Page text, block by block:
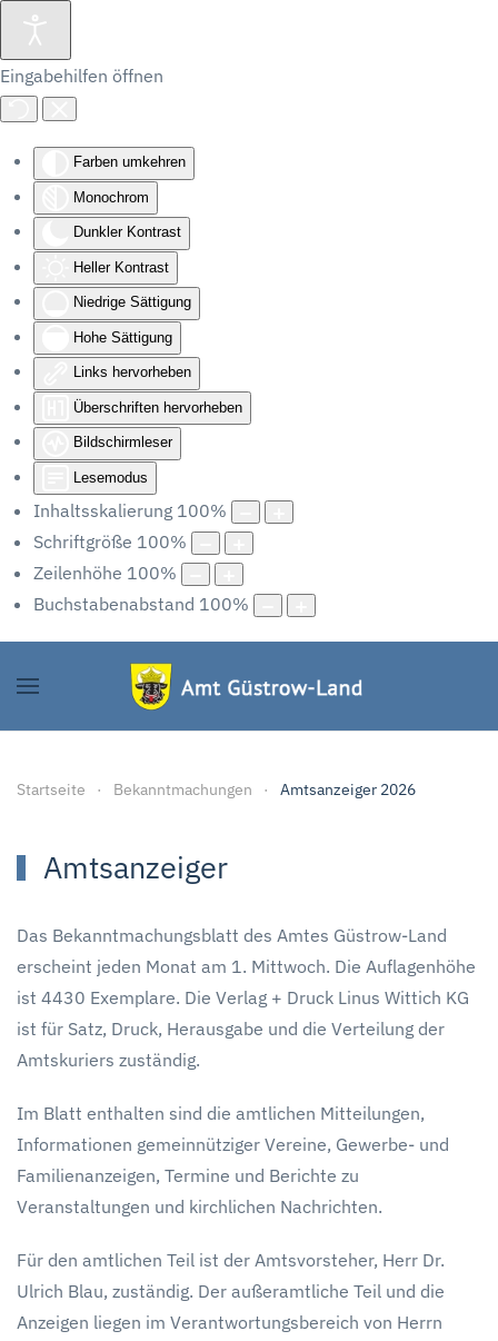
Eingabehilfen öffnen
Farben umkehren
Monochrom
Dunkler Kontrast
Heller Kontrast
Niedrige Sättigung
Hohe Sättigung
Links hervorheben
Überschriften hervorheben
Bildschirmleser
Lesemodus
Inhaltsskalierung 100%
Schriftgröße 100%
Zeilenhöhe 100%
Buchstabenabstand 100%
Startseite Bekanntmachungen Amtsanzeiger 2026
Amtsanzeiger
Das Bekanntmachungsblatt des Amtes Güstrow-Land
erscheint jeden Monat am 1. Mittwoch. Die Auflagenhöhe
ist 4430 Exemplare. Die Verlag + Druck Linus Wittich KG
ist für Satz, Druck, Herausgabe und die Verteilung der
Amtskuriers zuständig.
Im Blatt enthalten sind die amtlichen Mitteilungen,
Informationen gemeinnütziger Vereine, Gewerbe- und
Familienanzeigen, Termine und Berichte zu
Veranstaltungen und kirchlichen Nachrichten.
Für den amtlichen Teil ist der Amtsvorsteher, Herr Dr.
Ulrich Blau, zuständig. Der außeramtliche Teil und die
Anzeigen liegen im Verantwortungsbereich von Herrn